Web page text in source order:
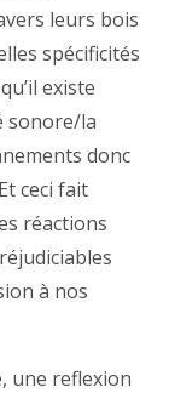
leurs bois
spécificités
existe
sonore/la
donc
ceci fait
réactions
à nos
une reflexion